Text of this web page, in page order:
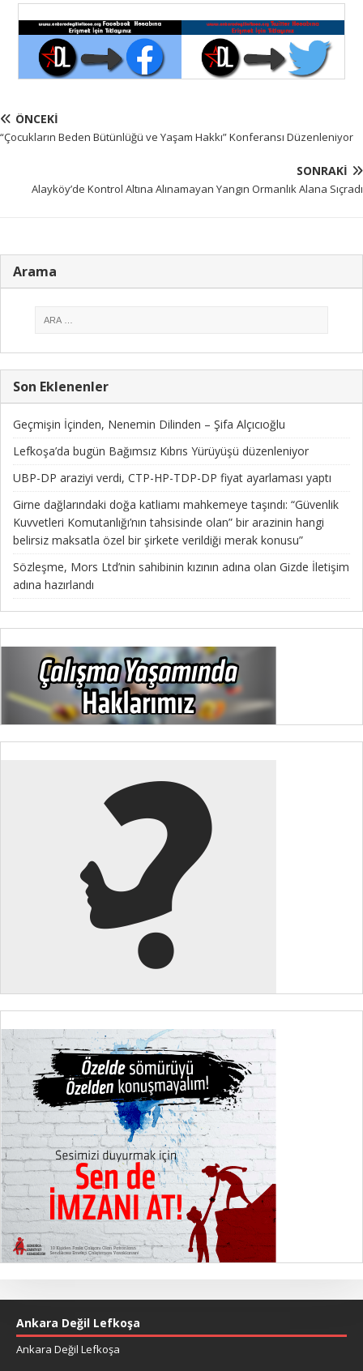
ÖNCEKI
“Çocukların Beden Bütünlüğü ve Yaşam Hakkı” Konferansı Düzenleniyor
SONRAKI
Alayköy’de Kontrol Altına Alınamayan Yangın Ormanlık Alana Sıçradı
Arama
Son Eklenenler
Geçmişin İçinden, Nenemin Dilinden – Şifa Alçıcıoğlu
Lefkoşa’da bugün Bağımsız Kıbrıs Yürüyüşü düzenleniyor
UBP-DP araziyi verdi, CTP-HP-TDP-DP fiyat ayarlaması yaptı
Girne dağlarındaki doğa katliamı mahkemeye taşındı: “Güvenlik
Kuvvetleri Komutanlığı’nın tahsisinde olan” bir arazinin hangi
belirsiz maksatla özel bir şirkete verildiği merak konusu”
Sözleşme, Mors Ltd’nin sahibinin kızının adına olan Gizde İletişim
adına hazırlandı
Ankara Değil Lefkoşa
Ankara Değil Lefkoşa